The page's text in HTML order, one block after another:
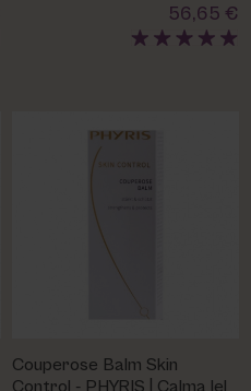
56,65 €
Couperose Balm Skin